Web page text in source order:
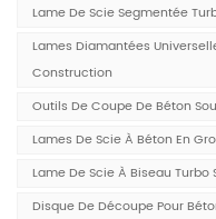
Lame De Scie Segmentée
Lames Diamantées
Construction
Outils De Coupe De Béton
Lames De Scie À Béton En
Lame De Scie À Biseau Turbo
Disque De Découpe Pour